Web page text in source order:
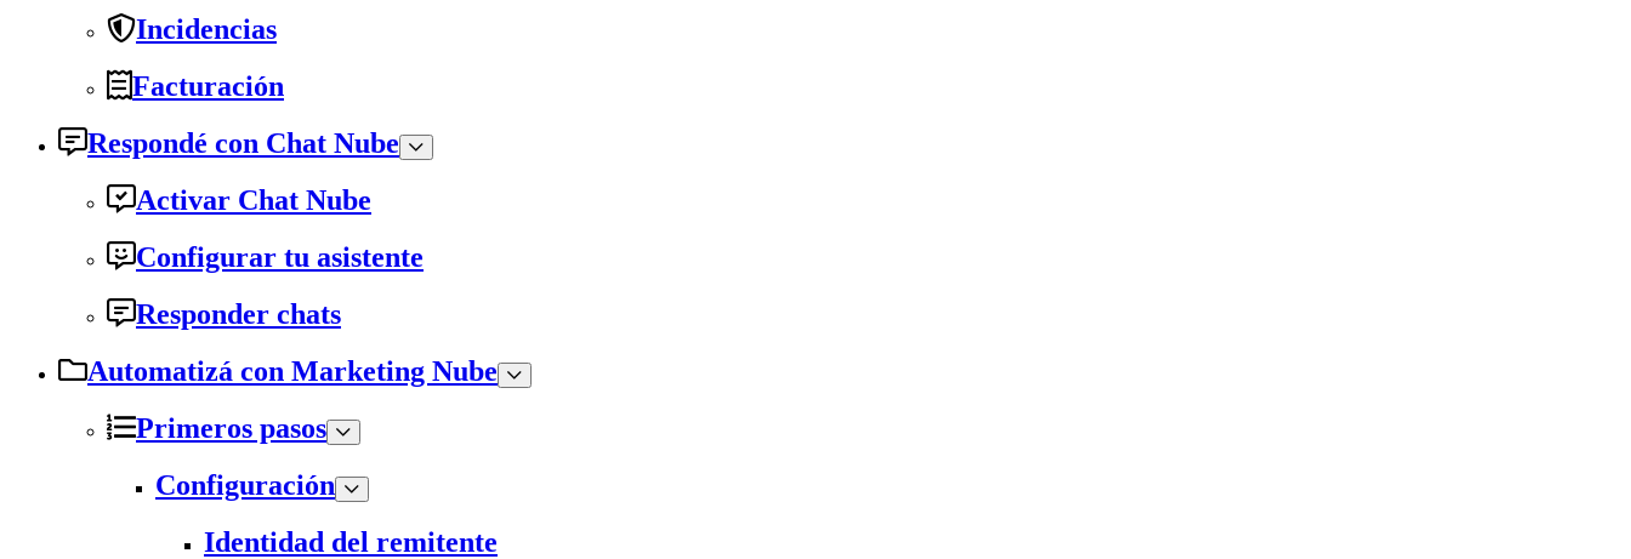
Incidencias
Facturación
Respondé con Chat Nube
Activar Chat Nube
Configurar tu asistente
Responder chats
Automatizá con Marketing Nube
Primeros pasos
Configuración
Identidad del remitente